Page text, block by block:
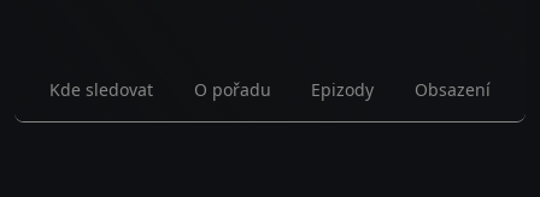
Kde sledovat O pořadu Epizody Obsazení